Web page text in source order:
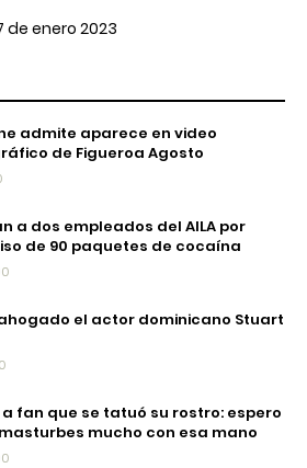
admite aparece en video
de Figueroa Agosto
a dos empleados del AILA por
de 90 paquetes de cocaína
el actor dominicano Stuart
a fan que se tatuó su rostro: espero
mucho con esa mano